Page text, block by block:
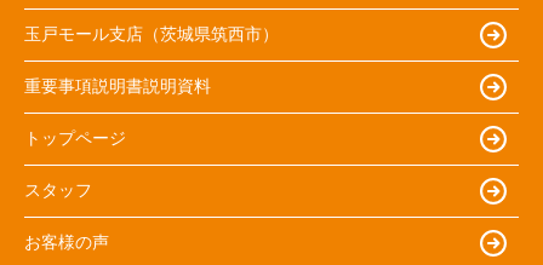
玉戸モール支店（茨城県筑西市）
重要事項説明書説明資料
トップページ
スタッフ
お客様の声